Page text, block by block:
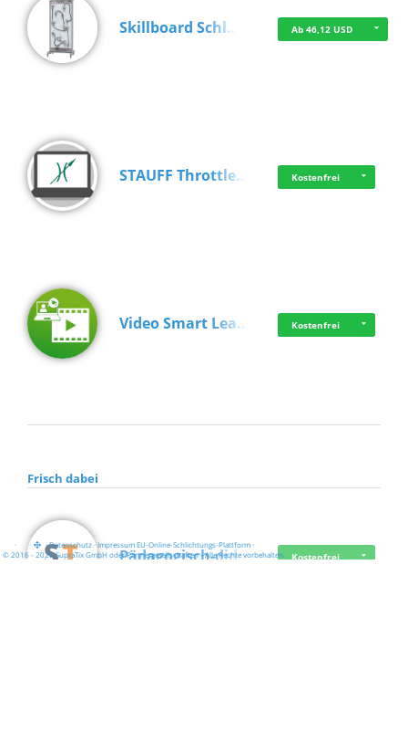
Skillboard Schl… Ab 46,12 USD
STAUFF Throttle… Kostenfrei
Video Smart Lea… Kostenfrei
Frisch dabei
Pädagogisch-did… Kostenfrei
· · ·Datenschutz·Impressum EU-Online-Schlichtungs-Plattform·
© 2016 - 2026 SupraTix GmbH oder Partnergesellschaften - Alle Rechte vorbehalten.